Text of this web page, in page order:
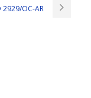
2929/OC-AR